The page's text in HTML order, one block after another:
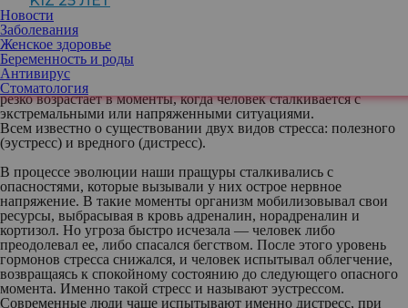
Новости
Заболевания
Женское здоровье
Беременность и роды
Антивирус
Стоматология
резко возрастает в моменты, когда человек сталкивается с
экстремальными или напряженными ситуациями.
Всем известно о существовании двух видов стресса: полезного
(эустресс) и вредного (дистресс).
В процессе эволюции наши пращуры сталкивались с
опасностями, которые вызывали у них острое нервное
напряжение. В такие моменты организм мобилизовывал свои
ресурсы, выбрасывая в кровь адреналин, норадреналин и
кортизол. Но угроза быстро исчезала — человек либо
преодолевал ее, либо спасался бегством. После этого уровень
гормонов стресса снижался, и человек испытывал облегчение,
возвращаясь к спокойному состоянию до следующего опасного
момента. Именно такой стресс и называют эустрессом.
Современные люди чаще испытывают именно дистресс, при